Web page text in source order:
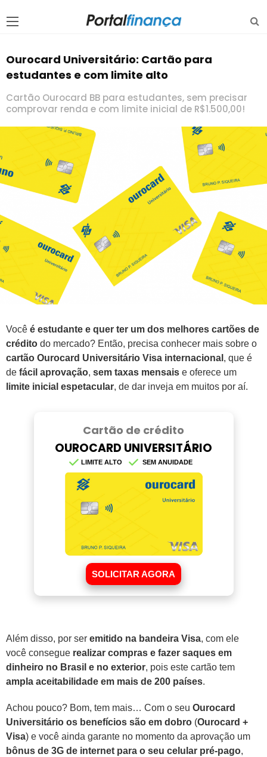
Ourocard Universitário: Cartão para
estudantes e com limite alto
Cartão Ourocard BB para estudantes, sem precisar
comprovar renda e com limite inicial de R$1.500,00!
Você é estudante e quer ter um dos melhores cartões de
crédito do mercado? Então, precisa conhecer mais sobre o
cartão Ourocard Universitário Visa internacional , que é
de fácil aprovação, sem taxas mensais e oferece um
limite inicial espetacular, de dar inveja em muitos por aí.
Cartão de crédito
OUROCARD UNIVERSITÁRIO
LIMITE ALTO SEM ANUIDADE
SOLICITAR AGORA
Além disso, por ser emitido na bandeira Visa, com ele
você consegue realizar compras e fazer saques em
dinheiro no Brasil e no exterior, pois este cartão tem
ampla aceitabilidade em mais de 200 países.
Achou pouco? Bom, tem mais… Com o seu Ourocard
Universitário os benefícios são em dobro (Ourocard +
Visa) e você ainda garante no momento da aprovação um
bônus de 3G de internet para o seu celular pré-pago,